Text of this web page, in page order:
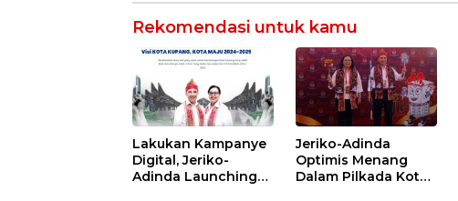
Rekomendasi untuk kamu
Lakukan Kampanye
Digital, Jeriko-
Adinda Launching
Jeriko-Adinda
Optimis Menang
Dalam Pilkada Kota